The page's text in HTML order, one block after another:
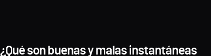
¿Qué son buenas y malas instantáneas